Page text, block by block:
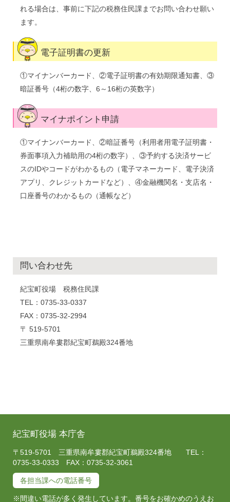
れる場合は、事前に下記の税務住民課までお問い合わせ願い
ます。
電子証明書の更新
①マイナンバーカード、②電子証明書の有効期限通知書、③
暗証番号（4桁の数字、6～16桁の英数字）
マイナポイント申請
①マイナンバーカード、②暗証番号（利用者用電子証明書・
券面事項入力補助用の4桁の数字）、③予約する決済サービ
スのIDやコードがわかるもの（電子マネーカード、電子決済
アプリ、クレジットカードなど）、④金融機関名・支店名・
口座番号のわかるもの（通帳など）
問い合わせ先
紀宝町役場 税務住民課
TEL：0735-33-0337
FAX：0735-32-2994
〒 519-5701
三重県南牟婁郡紀宝町鵜殿324番地
紀宝町役場 本庁舎
〒519-5701 三重県南牟婁郡紀宝町鵜殿324番地 TEL：
0735-33-0333 FAX：0735-32-3061
各担当課への電話番号
※間違い電話が多く発生しています。番号をお確かめのうえお